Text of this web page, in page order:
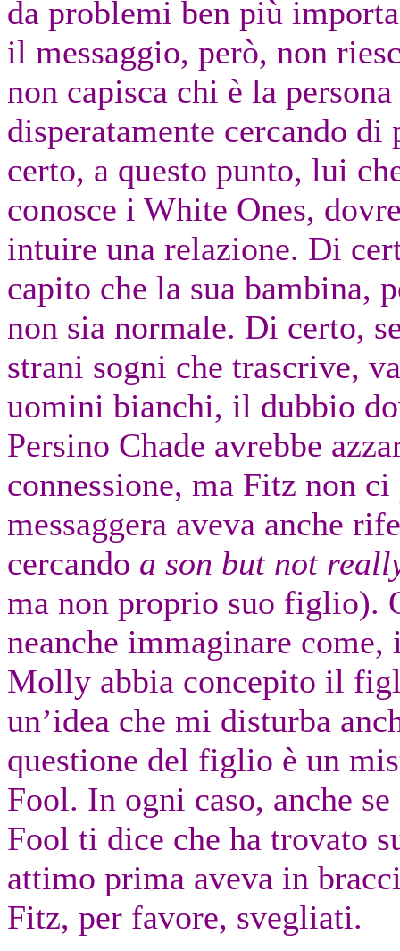
da problemi ben più
il messaggio, però, non
non capisca chi è la
disperatamente cercando di
certo, a questo punto, lui
conosce i White Ones,
intuire una relazione. Di
capito che la sua bambina,
non sia normale. Di certo,
strani sogni che trascrive,
uomini bianchi, il dubbio
Persino Chade avrebbe
connessione, ma Fitz non ci
messaggera aveva anche
cercando a son but not
ma non proprio suo figlio).
neanche immaginare
Molly abbia concepito il
un’idea che mi disturba
questione del figlio è un
Fool. In ogni caso, anche
Fool ti dice che ha trovato
attimo prima aveva in
Fitz, per favore, svegliati.